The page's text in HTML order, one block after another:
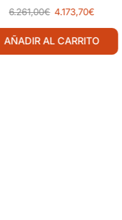
6.261,00€ 4.173,70€
AÑADIR AL CARRITO